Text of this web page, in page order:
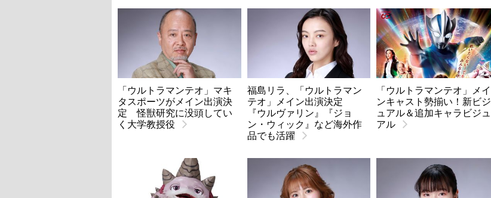
「ウルトラマンテオ」マキ
タスポーツがメイン出演決
定 怪獣研究に没頭してい
く大学教授役
福島リラ、「ウルトラマン
テオ」メイン出演決定
『ウルヴァリン』『ジョ
ン・ウィック』など海外作
品でも活躍
「ウルトラマンテオ」メイ
ンキャスト勢揃い！新ビジ
ュアル＆追加キャラビジュ
アル